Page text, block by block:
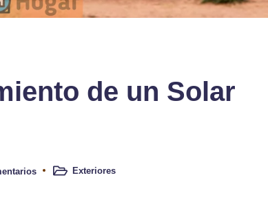
de un Solar
PublicadoExteriores